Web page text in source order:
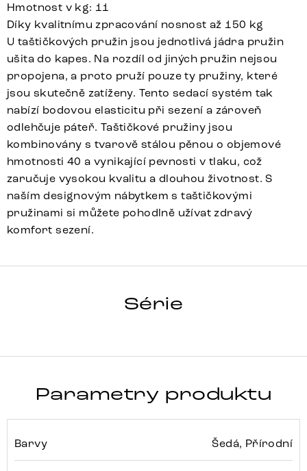
Hmotnost v kg: 11
Díky kvalitnímu zpracování nosnost až 150 kg
U taštičkových pružin jsou jednotlivá jádra pružin
ušita do kapes. Na rozdíl od jiných pružin nejsou
propojena, a proto pruží pouze ty pružiny, které
jsou skutečně zatíženy. Tento sedací systém tak
nabízí bodovou elasticitu při sezení a zároveň
odlehčuje páteř. Taštičkové pružiny jsou
kombinovány s tvarově stálou pěnou o objemové
hmotnosti 40 a vynikající pevnosti v tlaku, což
zaručuje vysokou kvalitu a dlouhou životnost. S
naším designovým nábytkem s taštičkovými
pružinami si můžete pohodlně užívat zdravý
komfort sezení.
Série
PEJO-FLEX
Parametry produktu
Barvy Šedá, Přírodní